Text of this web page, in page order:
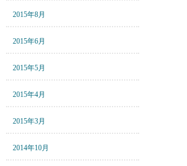
2015年8月
2015年6月
2015年5月
2015年4月
2015年3月
2014年10月